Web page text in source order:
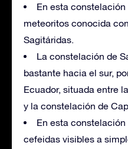
En esta
meteoritos conocida
Sagitáridas.
La constelación de
bastante hacia el sur,
Ecuador, situada entre
y la constelación de
En esta
cefeidas visibles a